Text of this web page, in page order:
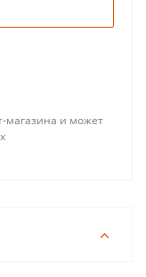
магазина и может